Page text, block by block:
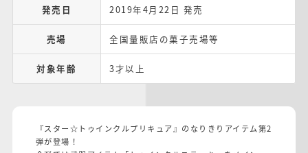
発売日 2019年4月22日 発売
売場 全国量販店の菓子売場等
対象年齢 3才以上
『スター☆トゥインクルプリキュア』のなりきりアイテム第2
弾が登場！